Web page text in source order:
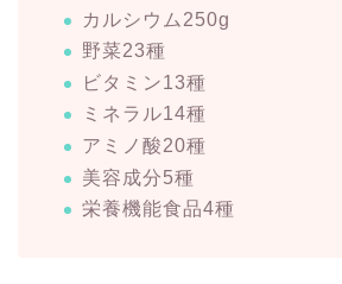
カルシウム250g
野菜23種
ビタミン13種
ミネラル14種
アミノ酸20種
美容成分5種
栄養機能食品4種